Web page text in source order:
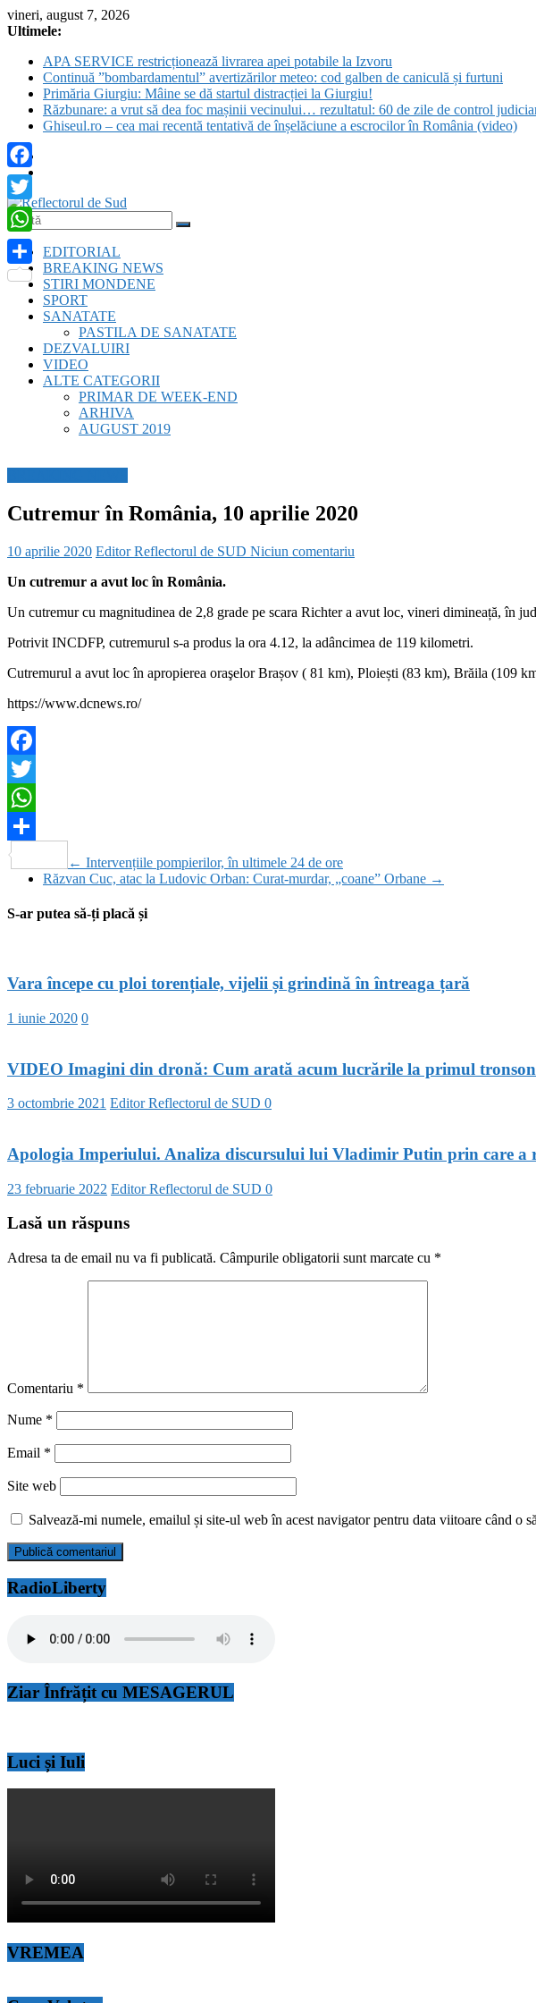
Skip
to
vineri, august 7, 2026
Ultimele:
APA SERVICE restricționează livrarea apei potabile la Izvoru
Continuă ”bombardamentul” avertizărilor meteo: cod galben de caniculă și furtuni
Primăria Giurgiu: Mâine se dă startul distracției la Giurgiu!
Răzbunare: a vrut să dea foc mașinii vecinului… rezultatul: 60 de zile de control
Ghiseul.ro – cea mai recentă tentativă de înșelăciune a escrocilor în România (video)
Reflectorul
de
Sud
EDITORIAL
BREAKING NEWS
STIRI MONDENE
SPORT
SANATATE
PASTILA DE SANATATE
DEZVALUIRI
VIDEO
ALTE CATEGORII
PRIMAR DE WEEK-END
ARHIVA
AUGUST 2019
Cutremur în România, 10 aprilie 2020
10 aprilie 2020 Editor Reflectorul de SUD Niciun comentariu
Un cutremur a avut loc în România.
Un cutremur cu magnitudinea de 2,8 grade pe scara Richter a avut loc, vineri dimineață, în
Potrivit INCDFP, cutremurul s-a produs la ora 4.12, la adâncimea de 119 kilometri.
Cutremurul a avut loc în apropierea oraşelor Brașov ( 81 km), Ploiești (83 km), Brăila (109
https://www.dcnews.ro/
Facebook
Twitter
WhatsApp
Partajează
← Intervențiile pompierilor, în ultimele 24 de ore
Răzvan Cuc, atac la Ludovic Orban: Curat-murdar, „coane” Orbane →
S-ar putea să-ți placă și
Vara începe cu ploi torențiale, vijelii și grindină în întreaga țară
1 iunie 2020 0
VIDEO Imagini din dronă: Cum arată acum lucrările la primul
3 octombrie 2021 Editor Reflectorul de SUD 0
Apologia Imperiului. Analiza discursului lui Vladimir Putin prin care a
23 februarie 2022 Editor Reflectorul de SUD 0
Lasă un răspuns
Adresa ta de email nu va fi publicată. Câmpurile obligatorii sunt marcate cu *
Comentariu *
Nume *
Email *
Site web
Salvează-mi numele, emailul și site-ul web în acest navigator pentru data viitoare când o
RadioLiberty
Ziar Înfrățit cu MESAGERUL
Luci și Iuli
VREMEA
Facebook
Twitter
WhatsApp
Partajează